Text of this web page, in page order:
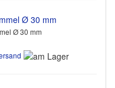
Ø 30 mm